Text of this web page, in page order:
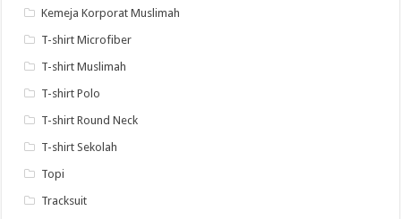
Kemeja Korporat Muslimah
T-shirt Microfiber
T-shirt Muslimah
T-shirt Polo
T-shirt Round Neck
T-shirt Sekolah
Topi
Tracksuit